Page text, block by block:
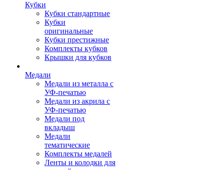
Кубки
Кубки стандартные
Кубки
оригинальные
Кубки престижные
Комплекты кубков
Крышки для кубков
Медали
Медали из металла с
УФ-печатью
Медали из акрила с
УФ-печатью
Медали под
вкладыш
Медали
тематические
Комплекты медалей
Ленты и колодки для